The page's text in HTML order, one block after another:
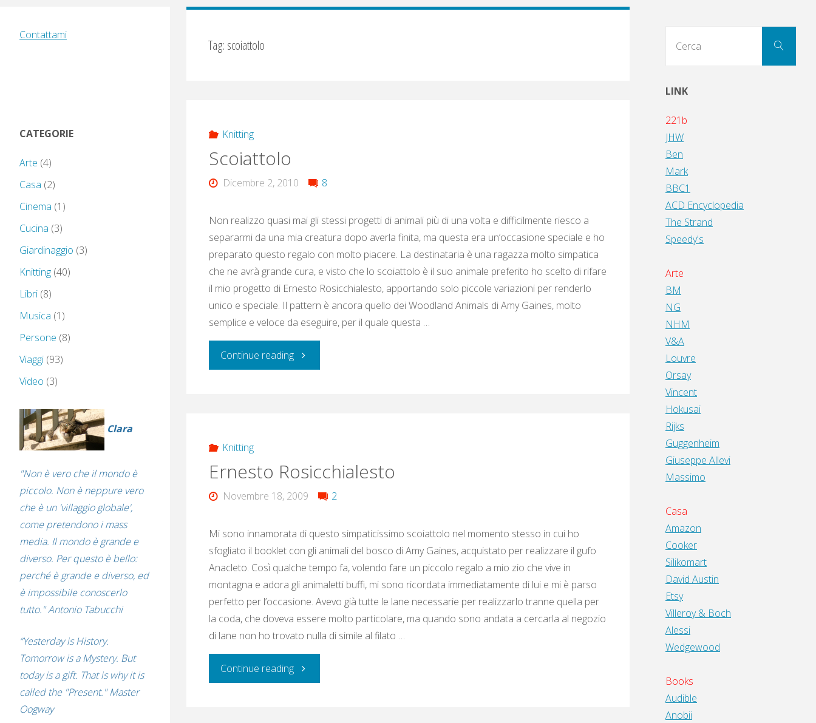
Tag: scoiattolo
Knitting
Scoiattolo
Dicembre 2, 2010 8
Non realizzo quasi mai gli stessi progetti di animali più di una volta e difficilmente riesco a
separarmi da una mia creatura dopo averla finita, ma questa era un’occasione speciale e ho
preparato questo regalo con molto piacere. La destinataria è una ragazza molto simpatica
che ne avrà grande cura, e visto che lo scoiattolo è il suo animale preferito ho scelto di rifare
il mio progetto di Ernesto Rosicchialesto, apportando solo piccole variazioni per renderlo
unico e speciale. Il pattern è ancora quello dei Woodland Animals di Amy Gaines, molto
semplice e veloce da eseguire, per il quale questa …
Continue reading"Scoiattolo"
Knitting
Ernesto Rosicchialesto
Novembre 18, 2009 2
Mi sono innamorata di questo simpaticissimo scoiattolo nel momento stesso in cui ho
sfogliato il booklet con gli animali del bosco di Amy Gaines, acquistato per realizzare il gufo
Anacleto. Così qualche tempo fa, volendo fare un piccolo regalo a mio zio che vive in
montagna e adora gli animaletti buffi, mi sono ricordata immediatamente di lui e mi è parso
perfetto per l’occasione. Avevo già tutte le lane necessarie per realizzarlo tranne quella per
la coda, che doveva essere molto particolare, ma quando sono andata a cercarla al negozio
di lane non ho trovato nulla di simile al filato …
Continue reading"Ernesto
Contattami
CATEGORIE
Arte (4)
Casa (2)
Cinema (1)
Cucina (3)
Giardinaggio (3)
Knitting (40)
Libri (8)
Musica (1)
Persone (8)
Viaggi (93)
Video (3)
Clara
"Non è vero che il mondo è
piccolo. Non è neppure vero
che è un 'villaggio globale',
come pretendono i mass
media. Il mondo è grande e
diverso. Per questo è bello:
perché è grande e diverso, ed
è impossibile conoscerlo
tutto." Antonio Tabucchi
“Yesterday is History.
Tomorrow is a Mystery. But
today is a gift. That is why it is
called the "Present." Master
Oogway
Cerca
LINK
221b
JHW
Ben
Mark
BBC1
ACD Encyclopedia
The Strand
Speedy's
Arte
BM
NG
NHM
V&A
Louvre
Orsay
Vincent
Hokusai
Rijks
Guggenheim
Giuseppe Allevi
Massimo
Casa
Amazon
Cooker
Silikomart
David Austin
Etsy
Villeroy & Boch
Alessi
Wedgewood
Books
Audible
Anobii